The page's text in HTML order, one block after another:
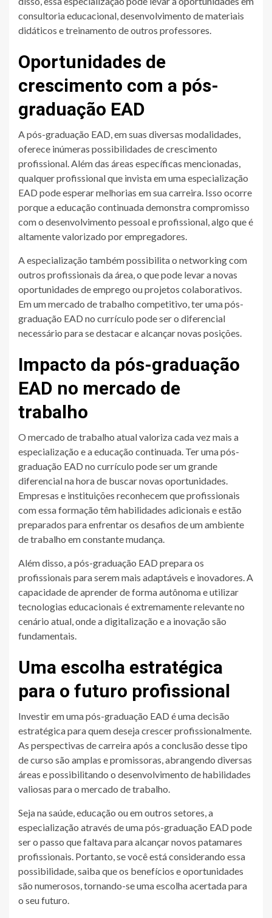
consultoria educacional, desenvolvimento de materiais
didáticos e treinamento de outros professores.
Oportunidades de
crescimento com a pós-
graduação EAD
A pós-graduação EAD, em suas diversas modalidades,
oferece inúmeras possibilidades de crescimento
profissional. Além das áreas específicas mencionadas,
qualquer profissional que invista em uma especialização
EAD pode esperar melhorias em sua carreira. Isso ocorre
porque a educação continuada demonstra compromisso
com o desenvolvimento pessoal e profissional, algo que é
altamente valorizado por empregadores.
A especialização também possibilita o networking com
outros profissionais da área, o que pode levar a novas
oportunidades de emprego ou projetos colaborativos.
Em um mercado de trabalho competitivo, ter uma pós-
graduação EAD no currículo pode ser o diferencial
necessário para se destacar e alcançar novas posições.
Impacto da pós-graduação
EAD no mercado de
trabalho
O mercado de trabalho atual valoriza cada vez mais a
especialização e a educação continuada. Ter uma pós-
graduação EAD no currículo pode ser um grande
diferencial na hora de buscar novas oportunidades.
Empresas e instituições reconhecem que profissionais
com essa formação têm habilidades adicionais e estão
preparados para enfrentar os desafios de um ambiente
de trabalho em constante mudança.
Além disso, a pós-graduação EAD prepara os
profissionais para serem mais adaptáveis e inovadores. A
capacidade de aprender de forma autônoma e utilizar
tecnologias educacionais é extremamente relevante no
cenário atual, onde a digitalização e a inovação são
fundamentais.
Uma escolha estratégica
para o futuro profissional
Investir em uma pós-graduação EAD é uma decisão
estratégica para quem deseja crescer profissionalmente.
As perspectivas de carreira após a conclusão desse tipo
de curso são amplas e promissoras, abrangendo diversas
áreas e possibilitando o desenvolvimento de habilidades
valiosas para o mercado de trabalho.
Seja na saúde, educação ou em outros setores, a
especialização através de uma pós-graduação EAD pode
ser o passo que faltava para alcançar novos patamares
profissionais. Portanto, se você está considerando essa
possibilidade, saiba que os benefícios e oportunidades
são numerosos, tornando-se uma escolha acertada para
o seu futuro.